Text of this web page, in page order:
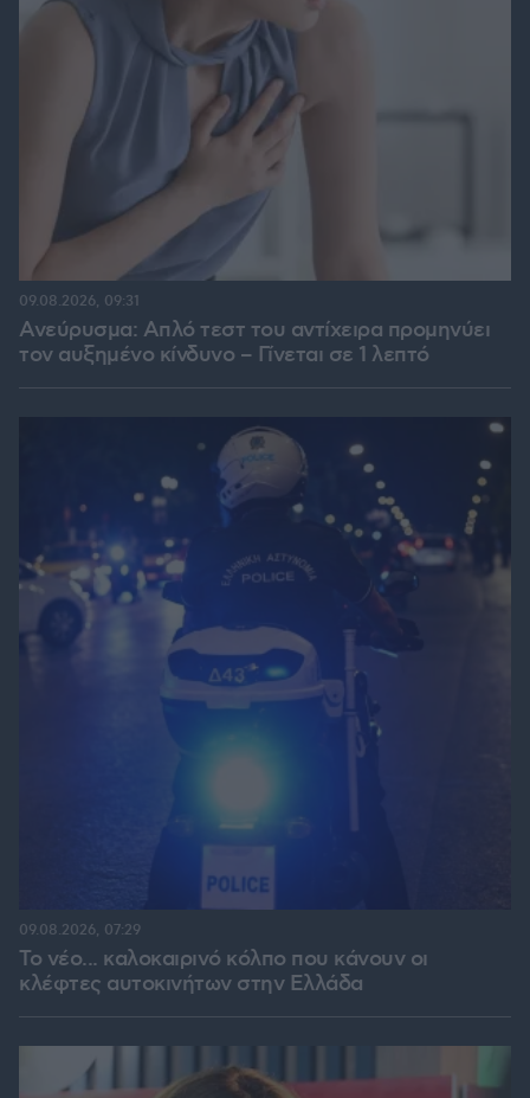
Ανεύρυσμα: Απλό τεστ του αντίχειρα προμηνύει
τον αυξημένο κίνδυνο – Γίνεται σε 1 λεπτό
09.08.2026, 09:31
Το νέο... καλοκαιρινό κόλπο που κάνουν οι
κλέφτες αυτοκινήτων στην Ελλάδα
09.08.2026, 07:29